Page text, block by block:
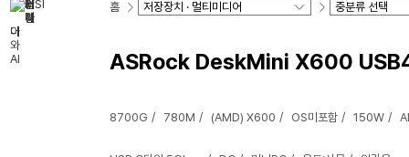
홈
ASRock DeskMini X600
8700G 780M (AMD) X600 OS미포함 150W